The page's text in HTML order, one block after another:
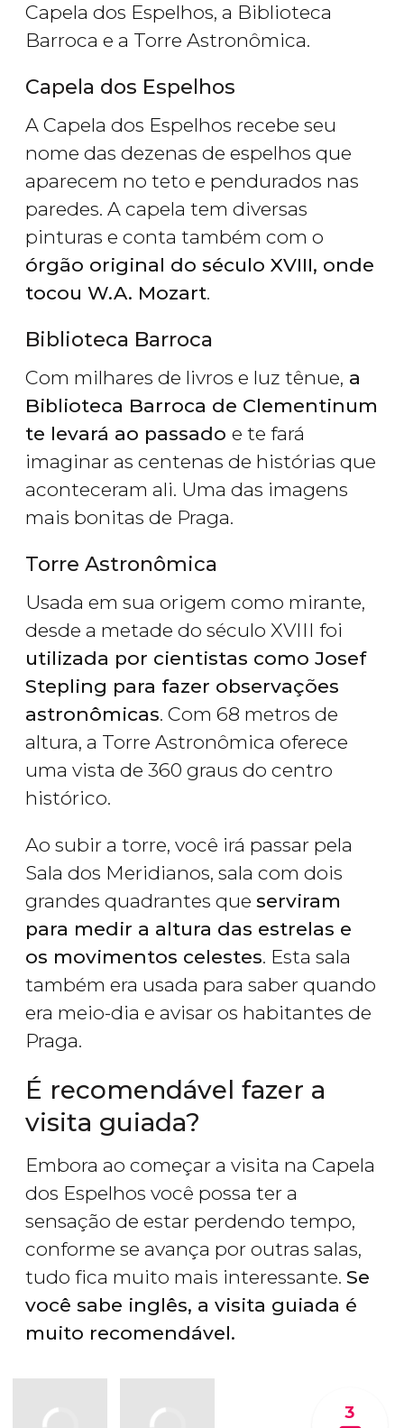
Capela dos Espelhos, a Biblioteca
Barroca e a Torre Astronômica.
Capela dos Espelhos
A Capela dos Espelhos recebe seu
nome das dezenas de espelhos que
aparecem no teto e pendurados nas
paredes. A capela tem diversas
pinturas e conta também com o
órgão original do século XVIII, onde
tocou W.A. Mozart.
Biblioteca Barroca
Com milhares de livros e luz tênue, a
Biblioteca Barroca de Clementinum
te levará ao passado e te fará
imaginar as centenas de histórias que
aconteceram ali. Uma das imagens
mais bonitas de Praga.
Torre Astronômica
Usada em sua origem como mirante,
desde a metade do século XVIII foi
utilizada por cientistas como Josef
Stepling para fazer observações
astronômicas. Com 68 metros de
altura, a Torre Astronômica oferece
uma vista de 360 graus do centro
histórico.
Ao subir a torre, você irá passar pela
Sala dos Meridianos, sala com dois
grandes quadrantes que serviram
para medir a altura das estrelas e
os movimentos celestes. Esta sala
também era usada para saber quando
era meio-dia e avisar os habitantes de
Praga.
É recomendável fazer a
visita guiada?
Embora ao começar a visita na Capela
dos Espelhos você possa ter a
sensação de estar perdendo tempo,
conforme se avança por outras salas,
tudo fica muito mais interessante. Se
você sabe inglês, a visita guiada é
muito recomendável.
3